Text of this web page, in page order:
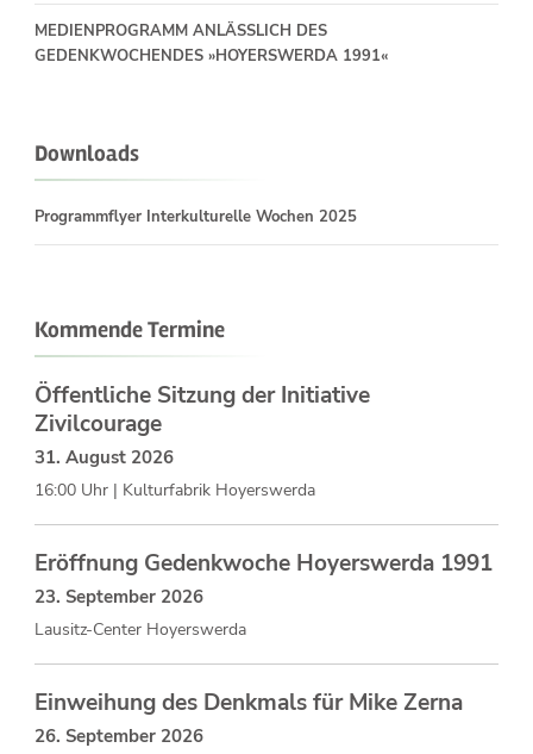
MEDIENPROGRAMM ANLÄSSLICH DES
GEDENKWOCHENDES »HOYERSWERDA 1991«
Downloads
Programmflyer Interkulturelle Wochen 2025
Kommende Termine
Öffentliche Sitzung der Initiative
Zivilcourage
31. August 2026
16:00 Uhr | Kulturfabrik Hoyerswerda
Eröffnung Gedenkwoche Hoyerswerda 1991
23. September 2026
Lausitz-Center Hoyerswerda
Einweihung des Denkmals für Mike Zerna
26. September 2026